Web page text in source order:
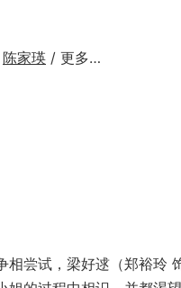
陈家瑛 / 更多…
相尝试，梁好逑（郑裕玲